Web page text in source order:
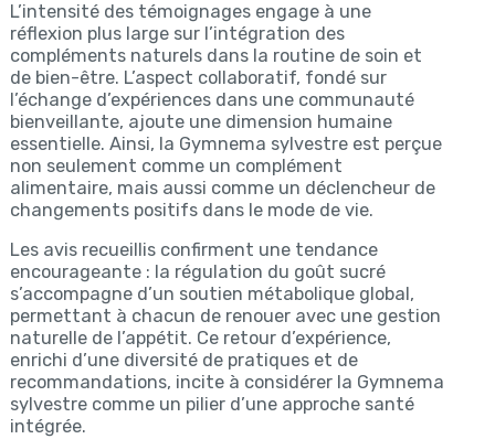
L’intensité des témoignages engage à une
réflexion plus large sur l’intégration des
compléments naturels dans la routine de soin et
de bien-être. L’aspect collaboratif, fondé sur
l’échange d’expériences dans une communauté
bienveillante, ajoute une dimension humaine
essentielle. Ainsi, la Gymnema sylvestre est perçue
non seulement comme un complément
alimentaire, mais aussi comme un déclencheur de
changements positifs dans le mode de vie.
Les avis recueillis confirment une tendance
encourageante : la régulation du goût sucré
s’accompagne d’un soutien métabolique global,
permettant à chacun de renouer avec une gestion
naturelle de l’appétit. Ce retour d’expérience,
enrichi d’une diversité de pratiques et de
recommandations, incite à considérer la Gymnema
sylvestre comme un pilier d’une approche santé
intégrée.